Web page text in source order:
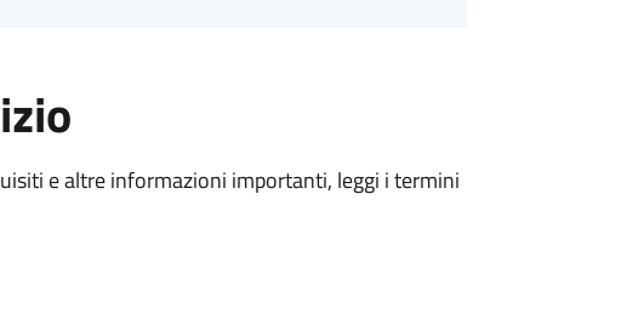
e altre informazioni importanti, leggi i termini